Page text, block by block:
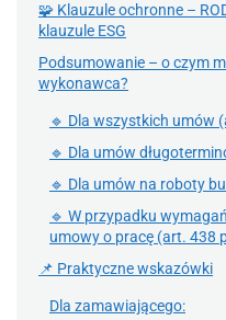
🧩 Klauzule ochronne –
klauzule ESG
Podsumowanie – o czym
wykonawca?
🔹 Dla wszystkich umów
🔹 Dla umów
🔹 Dla umów na roboty
🔹 W przypadku
umowy o pracę (art. 438
📌 Praktyczne wskazówki
Dla zamawiającego: